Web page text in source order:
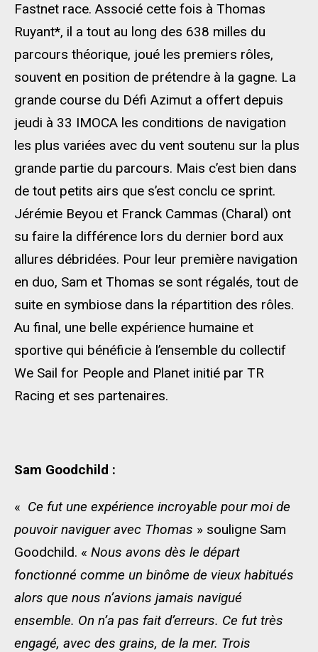
Fastnet race. Associé cette fois à Thomas
Ruyant*, il a tout au long des 638 milles du
parcours théorique, joué les premiers rôles,
souvent en position de prétendre à la gagne. La
grande course du Défi Azimut a offert depuis
jeudi à 33 IMOCA les conditions de navigation
les plus variées avec du vent soutenu sur la plus
grande partie du parcours. Mais c’est bien dans
de tout petits airs que s’est conclu ce sprint.
Jérémie Beyou et Franck Cammas (Charal) ont
su faire la différence lors du dernier bord aux
allures débridées. Pour leur première navigation
en duo, Sam et Thomas se sont régalés, tout de
suite en symbiose dans la répartition des rôles.
Au final, une belle expérience humaine et
sportive qui bénéficie à l’ensemble du collectif
We Sail for People and Planet initié par TR
Racing et ses partenaires.
Sam Goodchild :
« Ce fut une expérience incroyable pour moi de
pouvoir naviguer avec Thomas » souligne Sam
Goodchild. « Nous avons dès le départ
fonctionné comme un binôme de vieux habitués
alors que nous n’avions jamais navigué
ensemble. On n’a pas fait d’erreurs. Ce fut très
engagé, avec des grains, de la mer. Trois